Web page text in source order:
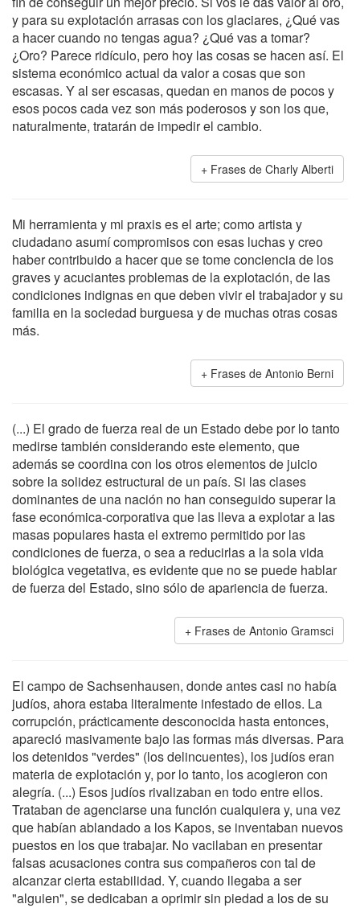
y para su explotación arrasas con los glaciares, ¿Qué vas
a hacer cuando no tengas agua? ¿Qué vas a tomar?
¿Oro? Parece ridículo, pero hoy las cosas se hacen así. El
sistema económico actual da valor a cosas que son
escasas. Y al ser escasas, quedan en manos de pocos y
esos pocos cada vez son más poderosos y son los que,
naturalmente, tratarán de impedir el cambio.
Frases de Charly Alberti
Mi herramienta y mi praxis es el arte; como artista y
ciudadano asumí compromisos con esas luchas y creo
haber contribuido a hacer que se tome conciencia de los
graves y acuciantes problemas de la explotación, de las
condiciones indignas en que deben vivir el trabajador y su
familia en la sociedad burguesa y de muchas otras cosas
más.
Frases de Antonio Berni
(...) El grado de fuerza real de un Estado debe por lo tanto
medirse también considerando este elemento, que
además se coordina con los otros elementos de juicio
sobre la solidez estructural de un país. Si las clases
dominantes de una nación no han conseguido superar la
fase económica-corporativa que las lleva a explotar a las
masas populares hasta el extremo permitido por las
condiciones de fuerza, o sea a reducirlas a la sola vida
biológica vegetativa, es evidente que no se puede hablar
de fuerza del Estado, sino sólo de apariencia de fuerza.
Frases de Antonio Gramsci
El campo de Sachsenhausen, donde antes casi no había
judíos, ahora estaba literalmente infestado de ellos. La
corrupción, prácticamente desconocida hasta entonces,
apareció masivamente bajo las formas más diversas. Para
los detenidos "verdes" (los delincuentes), los judíos eran
materia de explotación y, por lo tanto, los acogieron con
alegría. (...) Esos judíos rivalizaban en todo entre ellos.
Trataban de agenciarse una función cualquiera y, una vez
que habían ablandado a los Kapos, se inventaban nuevos
puestos en los que trabajar. No vacilaban en presentar
falsas acusaciones contra sus compañeros con tal de
alcanzar cierta estabilidad. Y, cuando llegaba a ser
"alguien", se dedicaban a oprimir sin piedad a los de su